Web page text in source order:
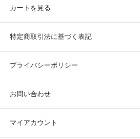
カートを見る
特定商取引法に基づく表記
プライバシーポリシー
お問い合わせ
マイアカウント